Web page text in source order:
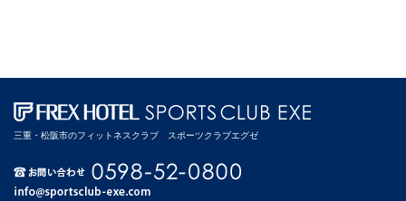
三重・松阪市のフィットネスクラブ スポーツクラブエグゼ